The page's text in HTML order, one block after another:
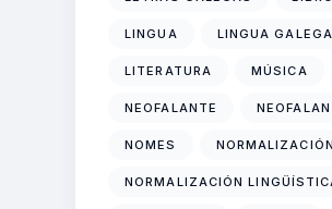
LINGUA LINGUA GALEGA
LITERATURA MÚSICA
NEOFALANTE
NOMES NORMALIZACIÓN
NORMALIZACIÓN